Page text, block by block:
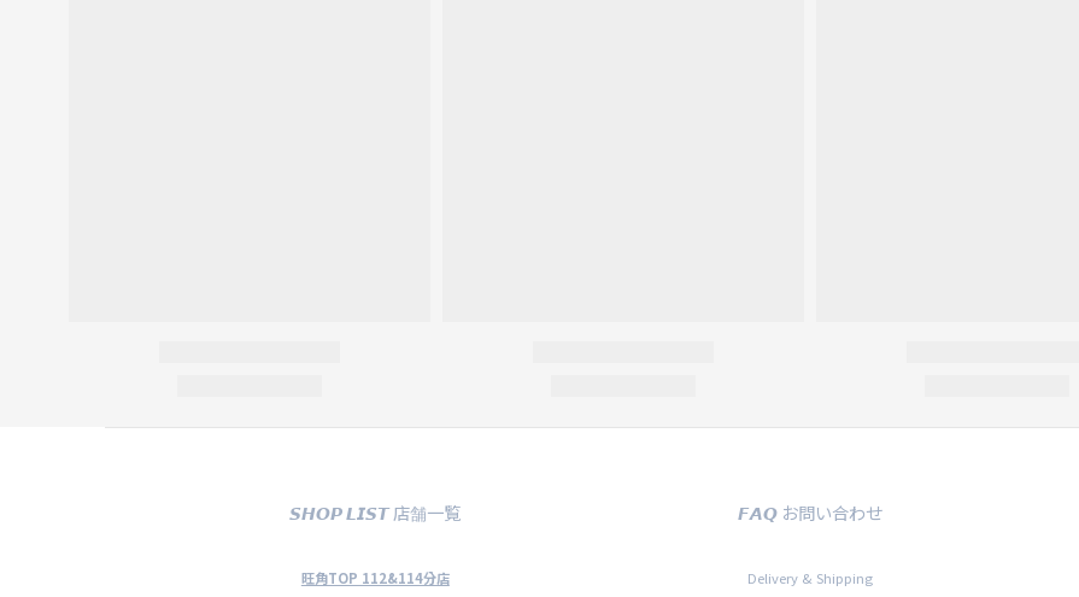
𝙎𝙃𝙊𝙋 𝙇𝙄𝙎𝙏 店舗一覧
旺角TOP 112&114分店
𝙁𝘼𝙌 お問い合わせ
Delivery & Shipping